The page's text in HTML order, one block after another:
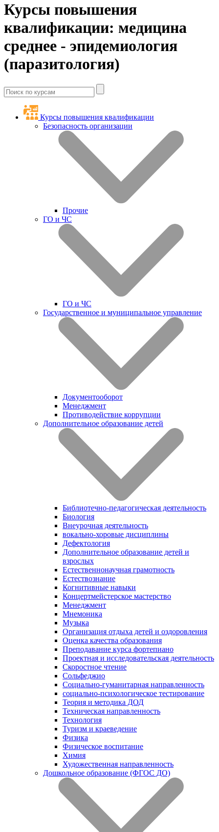
Курсы повышения
квалификации: медицина
среднее - эпидемиология
(паразитология)
Курсы повышения квалификации
Безопасность организации
Прочие
ГО и ЧС
ГО и ЧС
Государственное и муниципальное управление
Документооборот
Менеджмент
Противодействие коррупции
Дополнительное образование детей
Библиотечно-педагогическая деятельность
Биология
Внеурочная деятельность
вокально-хоровые дисциплины
Дефектология
Дополнительное образование детей и
взрослых
Естественнонаучная грамотность
Естествознание
Когнитивные навыки
Концертмейстерское мастерство
Менеджмент
Мнемоника
Музыка
Организация отдыха детей и оздоровления
Оценка качества образования
Преподавание курса фортепиано
Проектная и исследовательская деятельность
Скоростное чтение
Сольфеджио
Социально-гуманитарная направленность
социально-психологическое тестирование
Теория и методика ДОД
Техническая направленность
Технология
Туризм и краеведение
Физика
Физическое воспитание
Химия
Художественная направленность
Дошкольное образование (ФГОС ДО)